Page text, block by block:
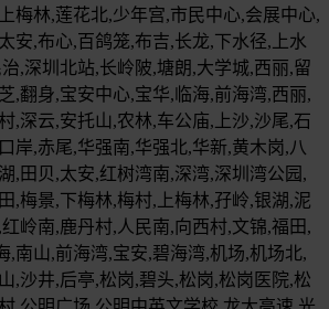
梅林,莲花北,少年宫,市民中心,会展中心,
安,布心,百鸽笼,布吉,长龙,下水径,上水
,深圳北站,长岭陂,塘朗,大学城,西丽,留
,翻身,宝安中心,宝华,临海,前海湾,西丽,
,深云,安托山,农林,车公庙,上沙,沙尾,石
岸,赤尾,华强南,华强北,华新,黄木岗,八
,田贝,太安,红树湾南,深湾,深圳湾公园,
,梅景,下梅林,梅村,上梅林,孖岭,银湖,泥
岭南,鹿丹村,人民南,向西村,文锦,福田,
,南山,前海湾,宝安,碧海湾,机场,机场北,
,沙井,后亭,松岗,碧头,松岗,松岗医院,松